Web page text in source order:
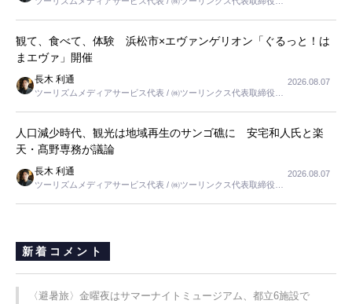
観て、食べて、体験 浜松市×エヴァンゲリオン「ぐるっと！は
まエヴァ」開催
長木 利通
ツーリズムメディアサービス代表 / ㈱ツーリンクス代表取締役社
2026.08.07
人口減少時代、観光は地域再生のサンゴ礁に 安宅和人氏と楽
天・髙野専務が議論
長木 利通
ツーリズムメディアサービス代表 / ㈱ツーリンクス代表取締役社
2026.08.07
新着コメント
〈避暑旅〉金曜夜はサマーナイトミュージアム、都立6施設で